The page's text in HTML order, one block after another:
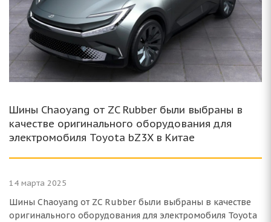
Шины Chaoyang от ZC Rubber были выбраны в
качестве оригинального оборудования для
электромобиля Toyota bZ3X в Китае
14 марта 2025
Шины Chaoyang от ZC Rubber были выбраны в качестве
оригинального оборудования для электромобиля Toyota